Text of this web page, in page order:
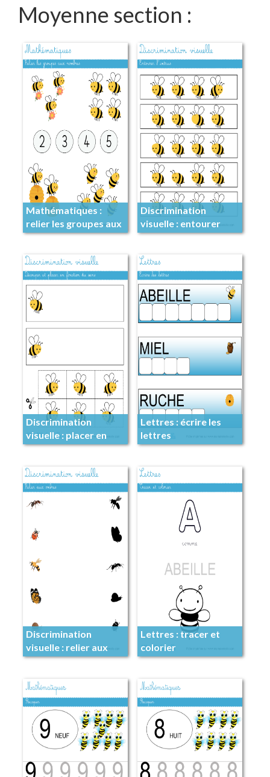
Moyenne section :
Mathématiques :
relier les groupes aux
nombres
Discrimination
visuelle : entourer
Discrimination
visuelle : placer en
fonction du sens
Lettres : écrire les
lettres
Discrimination
visuelle : relier aux
ombres
Lettres : tracer et
colorier